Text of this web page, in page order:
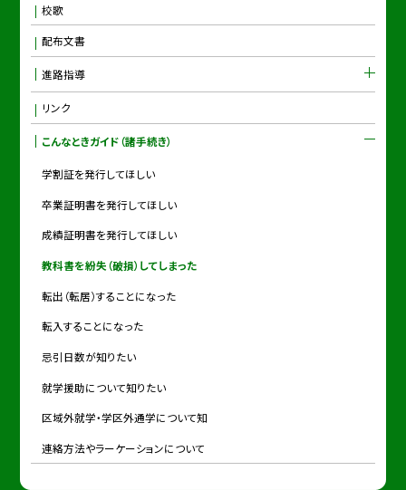
校歌
配布文書
進路指導
リンク
こんなときガイド（諸手続き）
学割証を発行してほしい
卒業証明書を発行してほしい
成績証明書を発行してほしい
教科書を紛失（破損）してしまった
転出（転居）することになった
転入することになった
忌引日数が知りたい
就学援助について知りたい
区域外就学・学区外通学について知
連絡方法やラーケーションについて